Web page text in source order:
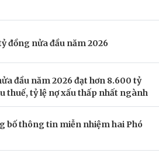
đồng nửa đầu năm 2026
đầu năm 2026 đạt hơn 8.600 tỷ
thuế, tỷ lệ nợ xấu thấp nhất ngành
bố thông tin miễn nhiệm hai Phó